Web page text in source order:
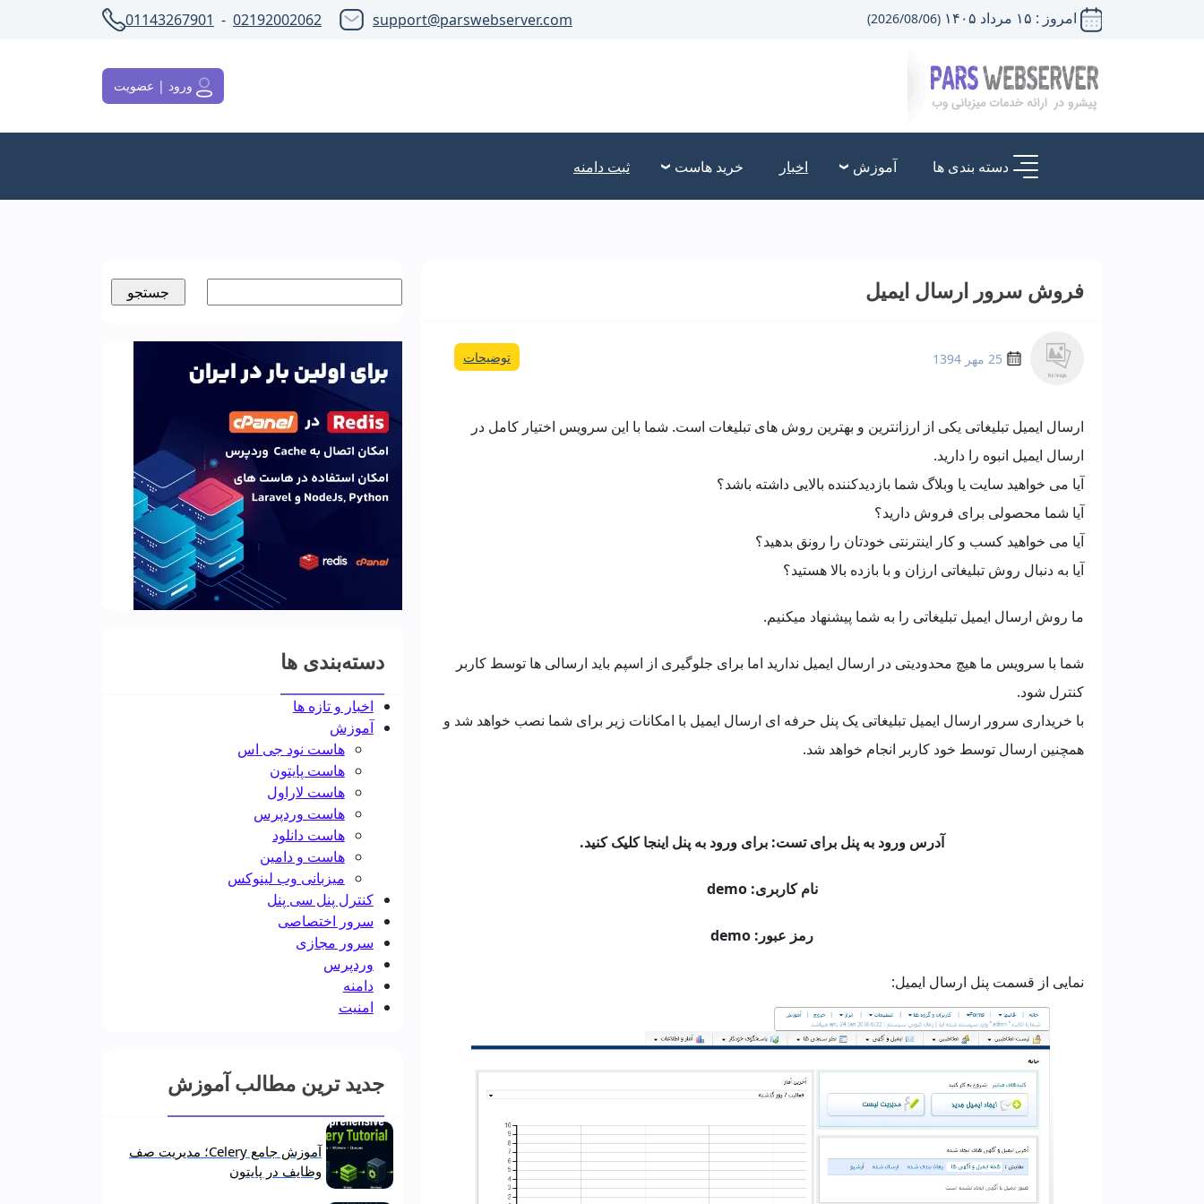
امروز : ۱۵ مرداد ۱۴۰۵ (2026/08/06)
support@parswebserver.com
02192002062
-
01143267901
ورود | عضویت
دسته بندی ها آموزش اخبار خرید هاست ثبت دامنه
فروش سرور ارسال ایمیل
25 مهر 1394 توضیحات
ارسال ایمیل تبلیغاتی یکی از ارزانترین و بهترین روش های تبلیغات است. شما با این سرویس اختیار کامل در
ارسال ایمیل انبوه را دارید.
آیا می خواهید سایت یا وبلاگ شما بازدیدکننده بالایی داشته باشد؟
آیا شما محصولی برای فروش دارید؟
آیا می خواهید کسب و کار اینترنتی خودتان را رونق بدهید؟
آیا به دنبال روش تبلیغاتی ارزان و با بازده بالا هستید؟
ما روش ارسال ایمیل تبلیغاتی را به شما پیشنهاد میکنیم.
شما با سرویس ما هیچ محدودیتی در ارسال ایمیل ندارید اما برای جلوگیری از اسپم باید ارسالی ها توسط کاربر
کنترل شود.
با خریداری سرور ارسال ایمیل تبلیغاتی یک پنل حرفه ای ارسال ایمیل با امکانات زیر برای شما نصب خواهد شد و
همچنین ارسال توسط خود کاربر انجام خواهد شد.
آدرس ورود به پنل برای تست: برای ورود به پنل اینجا کلیک کنید.
نام کاربری: demo
رمز عبور: demo
نمایی از قسمت پنل ارسال ایمیل:
دسته‌بندی ها
اخبار و تازه ها
آموزش
هاست نود جی اس
هاست پایتون
هاست لاراول
هاست وردپرس
هاست دانلود
هاست و دامین
میزبانی وب لینوکس
کنترل پنل سی پنل
سرور اختصاصی
سرور مجازی
وردپرس
دامنه
امنیت
جدید ترین مطالب آموزش
آموزش جامع Celery؛ مدیریت صف
وظایف در پایتون